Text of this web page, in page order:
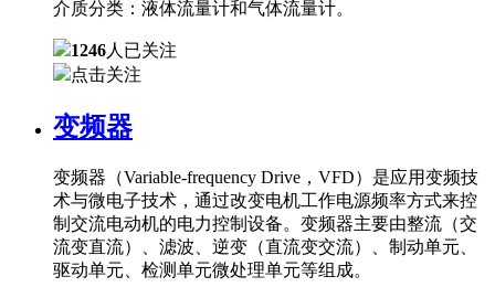
介质分类：液体流量计和气体流量计。
1246人已关注
点击关注
变频器
变频器（Variable-frequency Drive，VFD）是应用变频技
术与微电子技术，通过改变电机工作电源频率方式来控
制交流电动机的电力控制设备。变频器主要由整流（交
流变直流）、滤波、逆变（直流变交流）、制动单元、
驱动单元、检测单元微处理单元等组成。